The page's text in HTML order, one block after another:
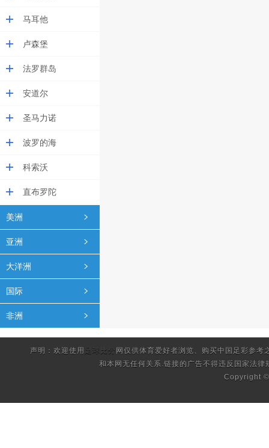
马耳他
卢森堡
法罗群岛
安道尔
圣马力诺
波罗的海
科索沃
直布罗陀
美洲
亚洲
大洋洲
国际
非洲
声明：欢迎使用 足球比分 网仅供体育爱好者浏览、购买中国足彩参
和本网无任何关系.链接的广告不得违反国家法律
Copyright